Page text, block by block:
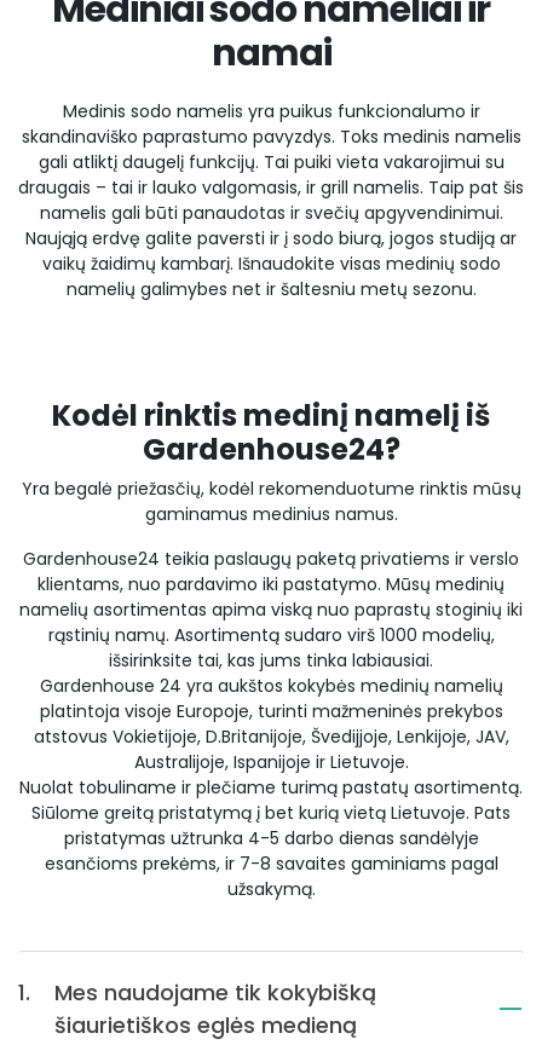
namai
Medinis sodo namelis yra puikus funkcionalumo ir
skandinaviško paprastumo pavyzdys. Toks medinis namelis
gali atliktį daugelį funkcijų. Tai puiki vieta vakarojimui su
draugais – tai ir lauko valgomasis, ir grill namelis. Taip pat šis
namelis gali būti panaudotas ir svečių apgyvendinimui.
Naująją erdvę galite paversti ir į ​​sodo biurą, jogos studiją ar
vaikų žaidimų kambarį. Išnaudokite visas medinių sodo
namelių galimybes net ir šaltesniu metų sezonu.
Kodėl rinktis medinį namelį iš
Gardenhouse24?
Yra begalė priežasčių, kodėl rekomenduotume rinktis mūsų
gaminamus medinius namus.
Gardenhouse24 teikia paslaugų paketą privatiems ir verslo
klientams, nuo pardavimo iki pastatymo. Mūsų medinių
namelių asortimentas apima viską nuo paprastų stoginių iki
rąstinių namų. Asortimentą sudaro virš 1000 modelių,
išsirinksite tai, kas jums tinka labiausiai.
Gardenhouse 24 yra aukštos kokybės medinių namelių
platintoja visoje Europoje, turinti mažmeninės prekybos
atstovus Vokietijoje, D.Britanijoje, Švedijjoje, Lenkijoje, JAV,
Australijoje, Ispanijoje ir Lietuvoje.
Nuolat tobuliname ir plečiame turimą pastatų asortimentą.
Siūlome greitą pristatymą į bet kurią vietą Lietuvoje. Pats
pristatymas užtrunka 4-5 darbo dienas sandėlyje
esančioms prekėms, ir 7-8 savaites gaminiams pagal
užsakymą.
1.
Mes naudojame tik kokybišką
šiaurietiškos eglės medieną